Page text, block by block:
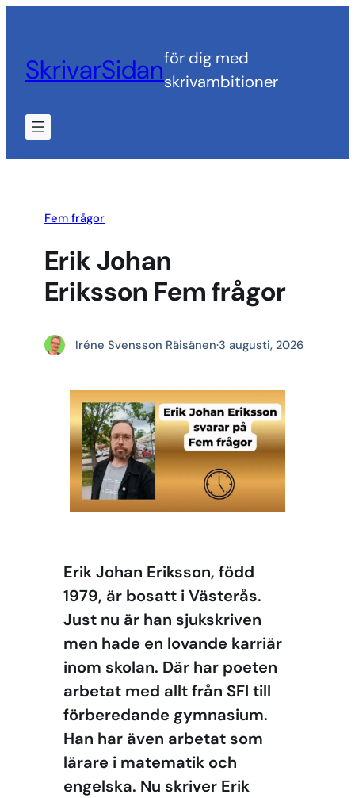
innehåll
SkrivarSidanför dig med
skrivambitioner
Fem frågor
Erik Johan
Eriksson Fem frågor
Iréne Svensson Räisänen·3 augusti, 2026
Erik Johan Eriksson, född
1979, är bosatt i Västerås.
Just nu är han sjukskriven
men hade en lovande karriär
inom skolan. Där har poeten
arbetat med allt från SFI till
förberedande gymnasium.
Han har även arbetat som
lärare i matematik och
engelska. Nu skriver Erik